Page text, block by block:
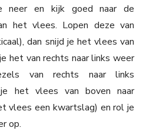
neer en kijk goed naar de
het vlees. Lopen deze van
dan snijd je het vlees van
het van rechts naar links weer
van rechts naar links
het vlees van boven naar
vlees een kwartslag) en rol je
op.